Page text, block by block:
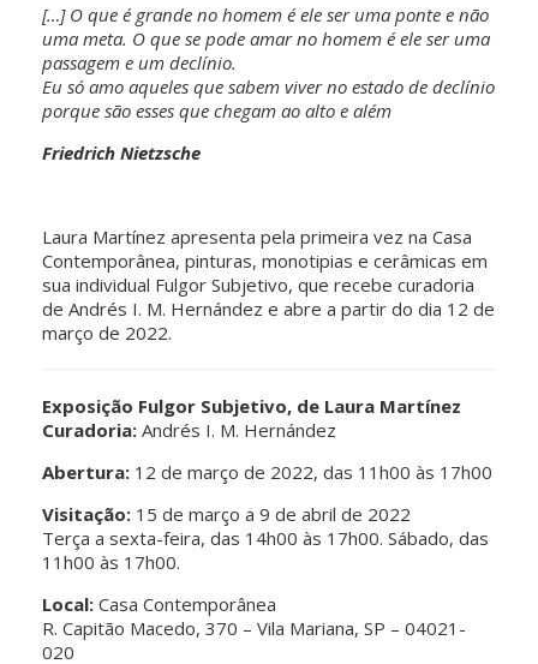
[…] O que é grande no homem é ele ser uma ponte e não
uma meta. O que se pode amar no homem é ele ser uma
passagem e um declínio.
Eu só amo aqueles que sabem viver no estado de declínio
porque são esses que chegam ao alto e além
Friedrich Nietzsche
Laura Martínez apresenta pela primeira vez na Casa
Contemporânea, pinturas, monotipias e cerâmicas em
sua individual Fulgor Subjetivo, que recebe curadoria
de Andrés I. M. Hernández e abre a partir do dia 12 de
março de 2022.
Exposição Fulgor Subjetivo, de Laura Martínez
Curadoria: Andrés I. M. Hernández
Abertura: 12 de março de 2022, das 11h00 às 17h00
Visitação: 15 de março a 9 de abril de 2022
Terça a sexta-feira, das 14h00 às 17h00. Sábado, das
11h00 às 17h00.
Local: Casa Contemporânea
R. Capitão Macedo, 370 – Vila Mariana, SP – 04021-
020